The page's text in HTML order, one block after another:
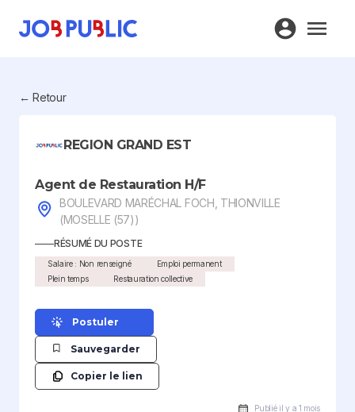
← Retour
REGION GRAND EST
Agent de Restauration H/F
BOULEVARD MARÉCHAL FOCH, THIONVILLE
(MOSELLE (57))
RÉSUMÉ DU POSTE
Salaire : Non renseigné
Emploi permanent
Plein temps
Restauration collective
Postuler
Sauvegarder
Copier le lien
Publié il y a 1 mois